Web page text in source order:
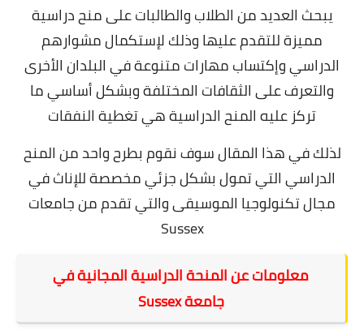
يبحث العديد من الطلاب والطالبات على منح دراسية
مميزة للتقدم عليها وذلك لإستكمال مشوارهم
الدراسي وإكتساب مهارات متنوعة في البلدان الأخرى
والتعرف على الثقافات المختلفة وبشكل أساسي ما
تركز عليه المنح الدراسية هي تغطية النفقات
لذلك في هذا المقال سوف نقوم بطرح واحد من المنح
الدراسي التي تمول بشكل جزئي مخصصة للإناث في
مجال تكنولوجيا الموسيقى والتي تقدم من جامعات
Sussex
معلومات عن المنحة الدراسية المجانية في
جامعة Sussex